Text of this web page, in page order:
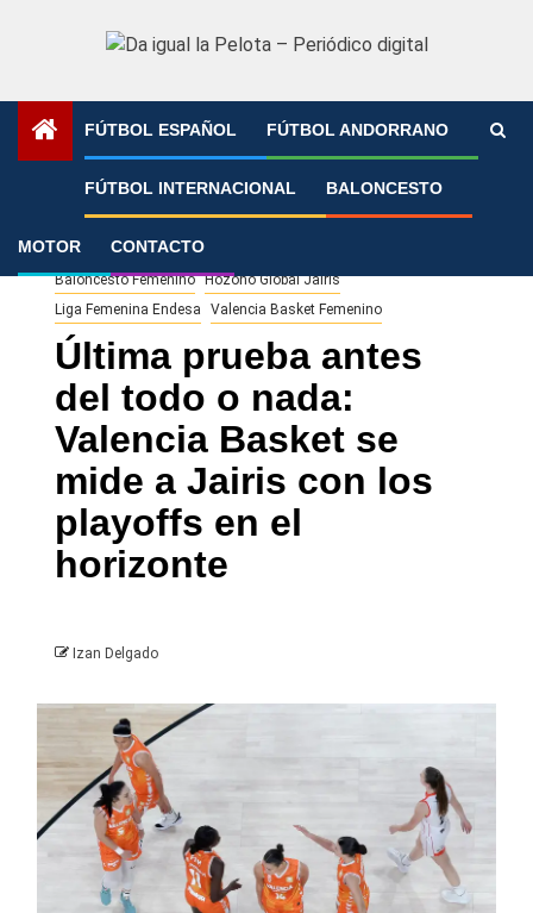
FÚTBOL ESPAÑOL FÚTBOL ANDORRANO
FÚTBOL INTERNACIONAL BALONCESTO
MOTOR CONTACTO
»
Baloncesto Femenino Hozono Global Jairis
Liga Femenina Endesa
Valencia Basket Femenino
Última prueba antes
del todo o nada:
Valencia Basket se
mide a Jairis con los
playoffs en el
horizonte
Izan Delgado